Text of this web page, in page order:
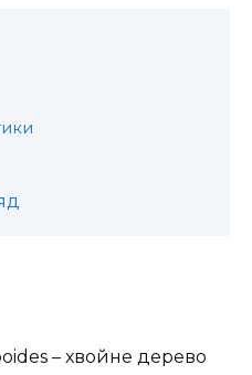
– хвойне дерево